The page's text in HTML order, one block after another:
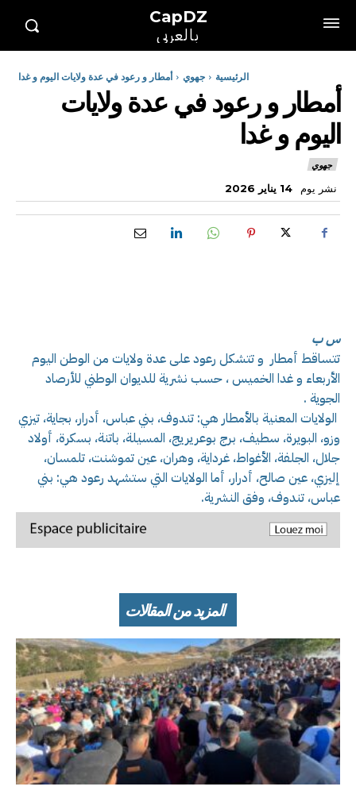
CapDZ
بالعربي
الرئيسية جهوي أمطار و رعود في عدة ولايات اليوم و غدا
أمطار و رعود في عدة ولايات
اليوم و غدا
جهوي
نشر يوم 14 يناير 2026
س ب
تتساقط أمطار و تتشكل رعود على عدة ولايات من الوطن اليوم
الأربعاء و غدا الخميس ، حسب نشرية للديوان الوطني للأرصاد
الجوية .
الولايات المعنية بالأمطار هي: تندوف، بني عباس، أدرار، بجاية، تيزي
وزو، البويرة، سطيف، برج بوعريريج، المسيلة، باتنة، بسكرة، أولاد
جلال، الجلفة، الأغواط، غرداية، وهران، عين تموشنت، تلمسان،
إليزي، عين صالح، أدرار، أما الولايات التي ستشهد رعود هي: بني
عباس، تندوف، وفق النشرية.
المزيد من المقالات